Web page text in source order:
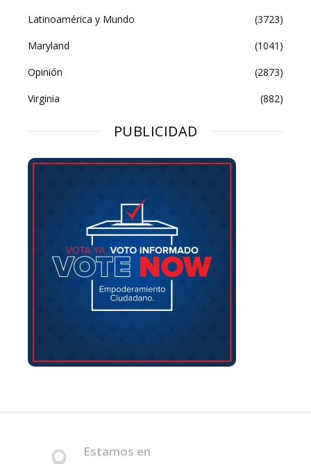
Latinoamérica y Mundo
(3723)
Maryland
(1041)
Opinión
(2873)
Virginia
(882)
PUBLICIDAD
Estamos en